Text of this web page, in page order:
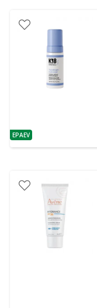
nõuanne
EPAEV